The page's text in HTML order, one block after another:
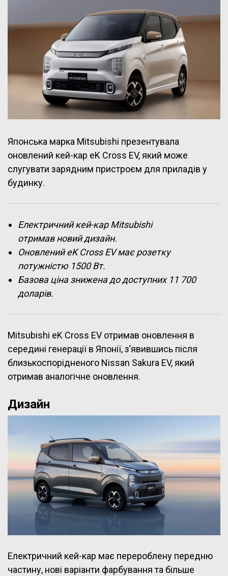
Японська марка Mitsubishi презентувала
оновлений кей-кар eK Cross EV, який може
слугувати зарядним пристроєм для приладів у
будинку.
Електричний кей-кар Mitsubishi
отримав новий дизайн.
Оновлений eK Cross EV має розетку
потужністю 1500 Вт.
Базова ціна знижена до доступних 11 700
доларів.
Mitsubishi eK Cross EV отримав оновлення в
середині генерації в Японії, з’явившись після
близькоспорідненого Nissan Sakura EV, який
отримав аналогічне оновлення.
Дизайн
Електричний кей-кар має перероблену передню
частину, нові варіанти фарбування та більше